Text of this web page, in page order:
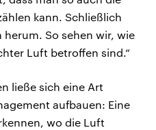
kann. Schließlich
So sehen wir, wie
Luft betroffen sind.“
ließe sich eine Art
aufbauen: Eine
wo die Luft